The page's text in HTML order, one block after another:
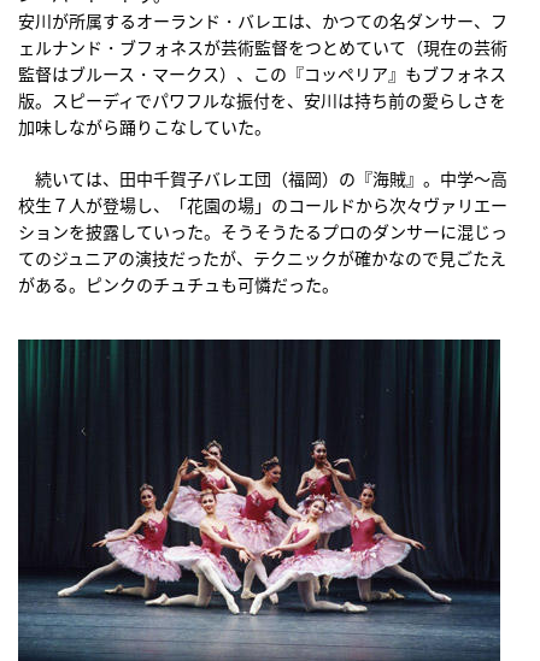
安川が所属するオーランド・バレエは、かつての名ダンサー、フ
ェルナンド・ブフォネスが芸術監督をつとめていて（現在の芸術
監督はブルース・マークス）、この『コッペリア』もブフォネス
版。スピーディでパワフルな振付を、安川は持ち前の愛らしさを
加味しながら踊りこなしていた。
続いては、田中千賀子バレエ団（福岡）の『海賊』。中学～高
校生７人が登場し、「花園の場」のコールドから次々ヴァリエー
ションを披露していった。そうそうたるプロのダンサーに混じっ
てのジュニアの演技だったが、テクニックが確かなので見ごたえ
がある。ピンクのチュチュも可憐だった。